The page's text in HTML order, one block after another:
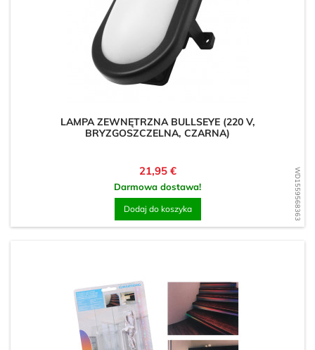
WD1559568363
LAMPA ZEWNĘTRZNA BULLSEYE (220 V,
BRYZGOSZCZELNA, CZARNA)
Cena
21,95 €
Darmowa dostawa!
Dodaj do koszyka